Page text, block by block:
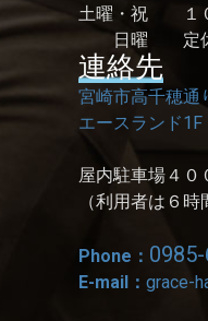
土曜・祝 １０
日曜 定休
連絡先
宮崎市高千穂通
エースランド1F
屋内駐車場４０
（利用者は６時
Phone：
E-mail： grace-